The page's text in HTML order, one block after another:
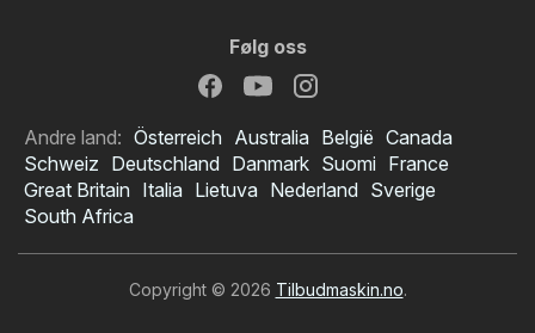
Følg oss
Andre land: Österreich Australia België Canada
Schweiz Deutschland Danmark Suomi France
Great Britain Italia Lietuva Nederland Sverige
South Africa
Copyright © 2026 Tilbudmaskin.no.